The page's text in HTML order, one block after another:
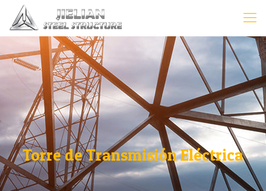
Torre de Transmisión Eléctrica